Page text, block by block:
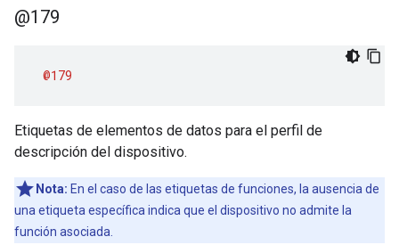
@179
@179
Etiquetas de elementos de datos para el perfil de
descripción del dispositivo.
Nota: En el caso de las etiquetas de funciones, la ausencia de
una etiqueta específica indica que el dispositivo no admite la
función asociada.